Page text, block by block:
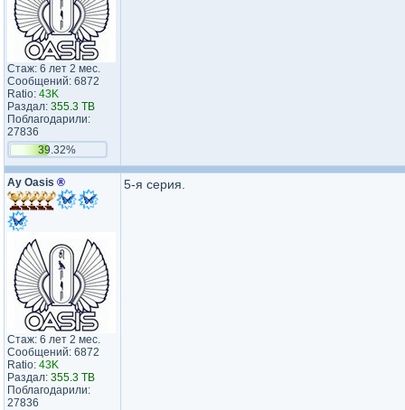
Стаж: 6 лет 2 мес.
Сообщений: 6872
Ratio: 43K
Раздал: 355.3 TB
Поблагодарили:
27836
39.32%
Ay Oasis ®
Стаж: 6 лет 2 мес.
Сообщений: 6872
Ratio: 43K
Раздал: 355.3 TB
Поблагодарили:
27836
5-я серия.